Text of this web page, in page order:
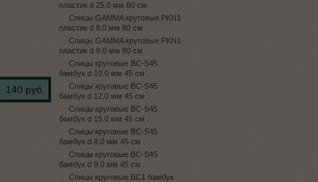
140 руб.
пластик d 25.0 мм 80 см
Спицы GAMMA круговые PKN1
пластик d 8.0 мм 80 см
Спицы GAMMA круговые PKN1
пластик d 9.0 мм 80 см
Спицы круговые BC-S45
бамбук d 10.0 мм 45 см .
Спицы круговые BC-S45
бамбук d 12.0 мм 45 см .
Спицы круговые BC-S45
бамбук d 15.0 мм 45 см .
Спицы круговые BC-S45
бамбук d 8.0 мм 45 см .
Спицы круговые BC-S45
бамбук d 9.0 мм 45 см .
Спицы круговые BC1 бамбук